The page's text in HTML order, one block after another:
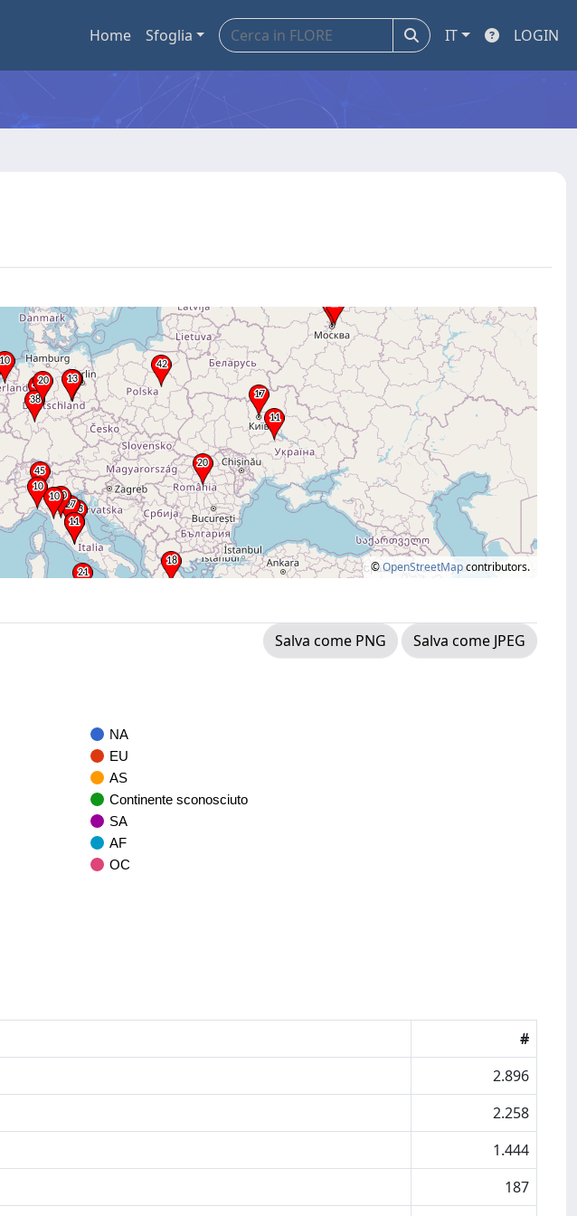
Home Sfoglia IT LOGIN
©OpenStreetMapcontributors.
Salva come PNG
Salva come JPEG
NA
EU
AS
Continente sconosciuto
SA
AF
OC
#
2.896
2.258
1.444
187